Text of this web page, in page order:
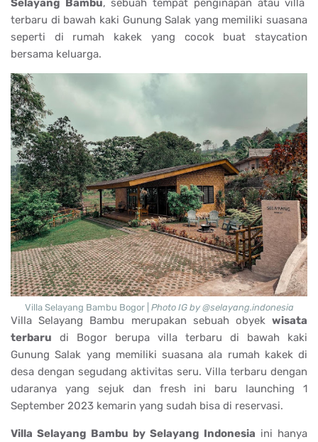
Selayang Bambu, sebuah tempat penginapan atau villa
terbaru di bawah kaki Gunung Salak yang memiliki suasana
seperti di rumah kakek yang cocok buat staycation
bersama keluarga.
Villa Selayang Bambu Bogor | Photo IG by @selayang.indonesia
Villa Selayang Bambu merupakan sebuah obyek wisata
terbaru di Bogor berupa villa terbaru di bawah kaki
Gunung Salak yang memiliki suasana ala rumah kakek di
desa dengan segudang aktivitas seru. Villa terbaru dengan
udaranya yang sejuk dan fresh ini baru launching 1
September 2023 kemarin yang sudah bisa di reservasi.
Villa Selayang Bambu by Selayang Indonesia ini hanya